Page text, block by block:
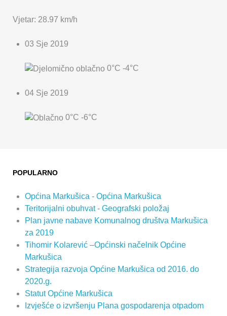
Vjetar: 28.97 km/h
03 Sje 2019
0°C -4°C
04 Sje 2019
0°C -6°C
POPULARNO
Općina Markušica - Općina Markušica
Teritorijalni obuhvat - Geografski položaj
Plan javne nabave Komunalnog društva Markušica
za 2019
Tihomir Kolarević –Općinski načelnik Općine
Markušica
Strategija razvoja Općine Markušica od 2016. do
2020.g.
Statut Općine Markušica
Izvješće o izvršenju Plana gospodarenja otpadom